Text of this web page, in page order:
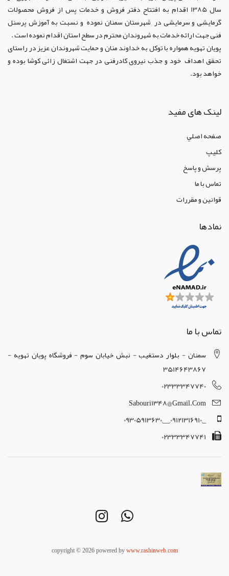
سال 1385 اقدام به افتتاح دفتر فروش و خدمات پس از فروش محصولات
گرمایشی و سرمایشی در شهرستان سمنان نموده و نسبت به آموزش پرسنل
فنی جهت ارائه خدمات به شهروندان محترم در سطح استان اقدام نموده است .
پویان تهویه همواره با توکل به خداوند منان و حمایت شهروندان عزیز در راستای
تحقق اهداف خود و جذب نیروی کادرفنی در جهت اشتغال زائی کوشا بوده و
خواهد بود.
لینک های مفید
صفحه اصلي
کليپ
پرسش و پاسخ
تماس با ما
قوانين و مقررات
نمادها
تماس با ما
سمنان - بلوار دستغيب - نبش خيابان سوم - فروشگاه پويان تهويه -
3514643867
02333347740
Sabouri1348@gmail.com
_,09121316910,__,09305913630
02333347741
copyright © 2026 powered by www.rashinweb.com